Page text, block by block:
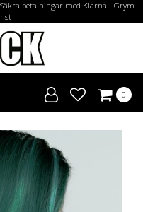
betalningar med Klarna - Grym
0